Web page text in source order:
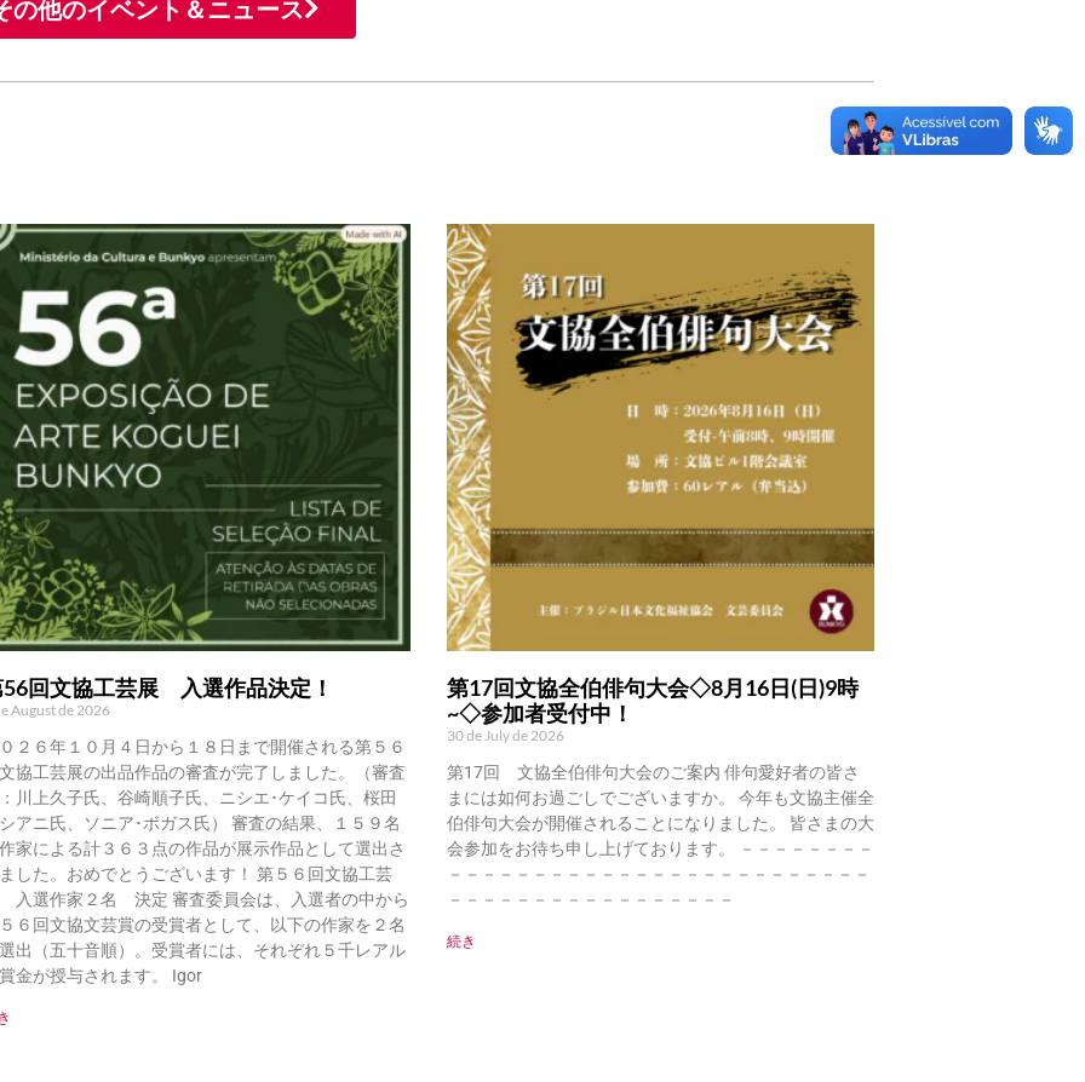
の他のイベント＆ニュース
回文協工芸展 入選作品決定！
August de 2026
２６年１０月４日から１８日まで開催される第５６
協工芸展の出品作品の審査が完了しました。（審査
川上久子氏、谷崎順子氏、ニシエ･ケイコ氏、桜田
アニ氏、ソニア･ボガス氏） 審査の結果、１５９名
家による計３６３点の作品が展示作品として選出さ
した。おめでとうございます！ 第５６回文協工芸
入選作家２名 決定 審査委員会は、入選者の中から
６回文協文芸賞の受賞者として、以下の作家を２名
出（五十音順）。受賞者には、それぞれ５千レアル
金が授与されます。 Igor
第17回文協全伯俳句大会◇8月16日(日)9時
~◇参加者受付中！
30 de July de 2026
第17回 文協全伯俳句大会のご案内 俳句愛好者の皆さ
まには如何お過ごしでございますか。 今年も文協主催全
伯俳句大会が開催されることになりました。 皆さまの大
会参加をお待ち申し上げております。 －－－－－－－－
－－－－－－－－－－－－－－－－－－－－－－－－－
－－－－－－－－－－－－－－－－－
続き